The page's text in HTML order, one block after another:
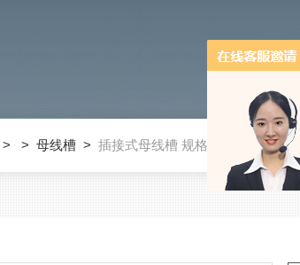
> > 母线槽 > 插接式母线槽 规格齐全